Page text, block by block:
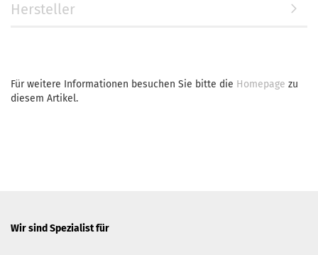
Hersteller
Für weitere Informationen besuchen Sie bitte die Homepage zu
diesem Artikel.
Wir sind Spezialist für